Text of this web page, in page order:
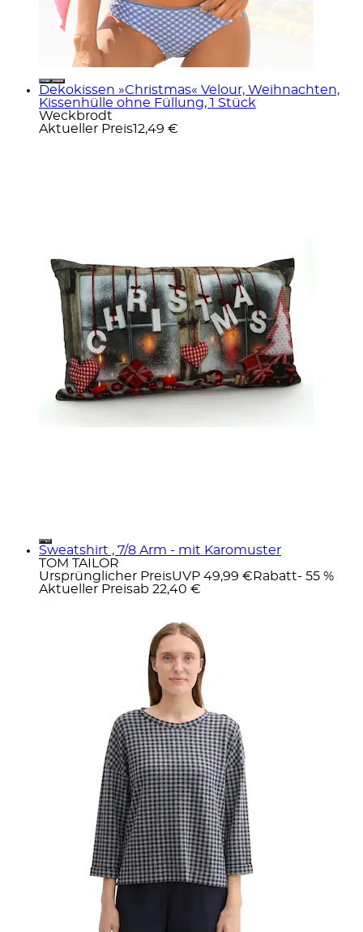
Dekokissen »Christmas« Velour, Weihnachten,
Kissenhülle ohne Füllung, 1 Stück
Weckbrodt
Aktueller Preis12,49 €
Sweatshirt , 7/8 Arm - mit Karomuster
TOM TAILOR
Ursprünglicher PreisUVP 49,99 € Rabatt- 55 %
Aktueller Preisab 22,40 €